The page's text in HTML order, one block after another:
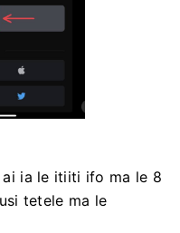
ia le itiiti ifo ma le 8
tetele ma le